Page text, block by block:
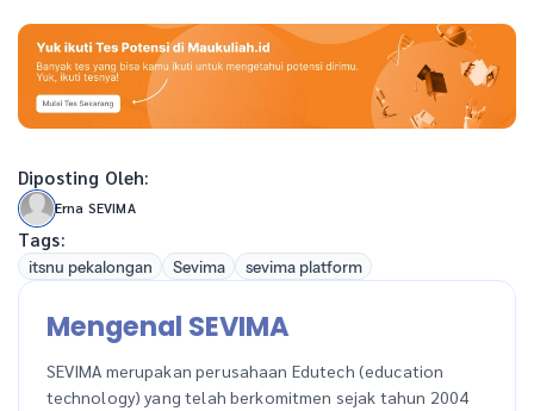
Diposting Oleh:
Erna SEVIMA
Tags:
itsnu pekalongan Sevima sevima platform
Mengenal SEVIMA
SEVIMA merupakan perusahaan Edutech (education
technology) yang telah berkomitmen sejak tahun 2004